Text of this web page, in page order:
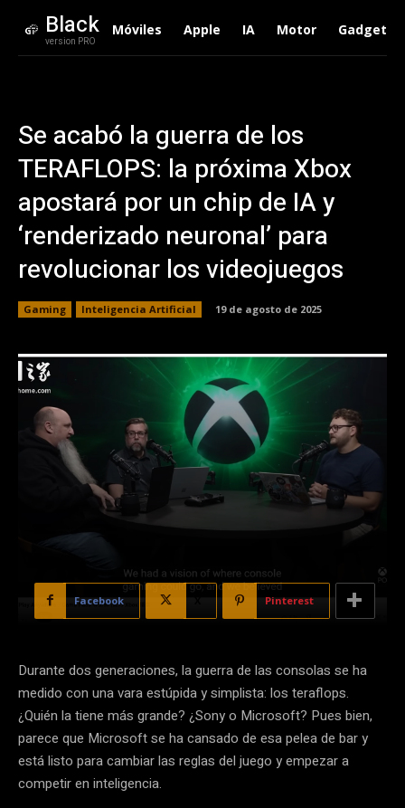
Black
version PRO
Móviles Apple IA Motor Gadgets
Se acabó la guerra de los
TERAFLOPS: la próxima Xbox
apostará por un chip de IA y
‘renderizado neuronal’ para
revolucionar los videojuegos
Gaming Inteligencia Artificial 19 de agosto de 2025
Facebook Pinterest
Durante dos generaciones, la guerra de las consolas se ha
medido con una vara estúpida y simplista: los teraflops.
¿Quién la tiene más grande? ¿Sony o Microsoft? Pues bien,
parece que Microsoft se ha cansado de esa pelea de bar y
está listo para cambiar las reglas del juego y empezar a
competir en inteligencia.